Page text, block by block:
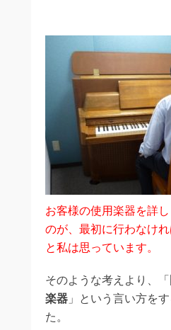
お客様の使用楽器を詳
のが、最初に行わなけ
と私は思っています。
そのような考えより、「
楽器 」という言い方を
た。